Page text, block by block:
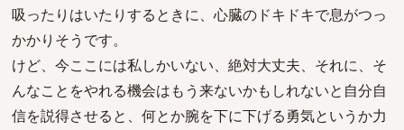
吸ったりはいたりするときに、心臓のドキドキで息がつっ
かかりそうです。
けど、今ここには私しかいない、絶対大丈夫、それに、そ
んなことをやれる機会はもう来ないかもしれないと自分自
信を説得させると、何とか腕を下に下げる勇気というか力